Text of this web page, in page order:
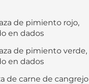
de pimiento rojo,
en dados
de pimiento verde,
en dados
de carne de cangrejo